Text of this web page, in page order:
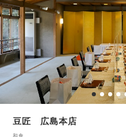
豆匠 広島本店
和食